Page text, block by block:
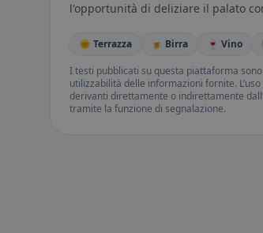
l'opportunità di deliziare il palato
🌞 Terrazza 🍺 Birra 🍷 Vino
I testi pubblicati su questa piattaforma
utilizzabilità delle informazioni fornite.
derivanti direttamente o indirettamente
tramite la funzione di segnalazione.